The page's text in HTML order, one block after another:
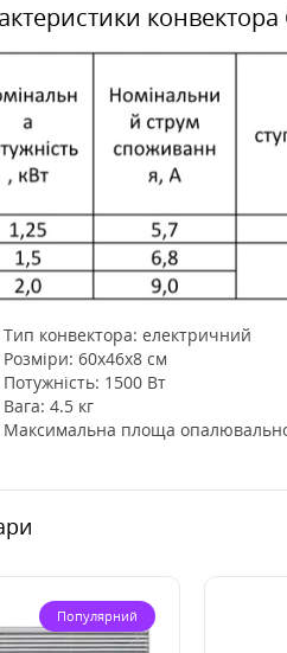
конвектора
Тип конвектора: електричний
Розміри: 60x46x8 см
Потужність: 1500 Вт
Вага: 4.5 кг
Максимальна площа
Популярний